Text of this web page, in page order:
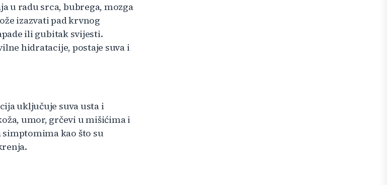
u radu srca, bubrega, mozga
izazvati pad krvnog
ili gubitak svijesti.
hidratacije, postaje suva i
uključuje suva usta i
umor, grčevi u mišićima i
kao što su